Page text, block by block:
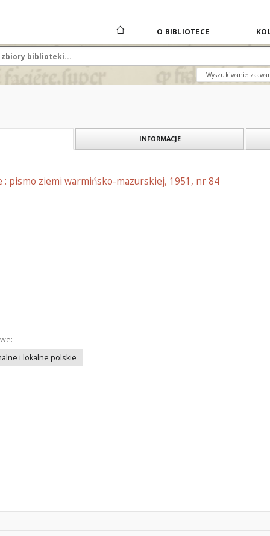
O BIBLIOTECE
Wyszukiwanie
INFORMACJE
: pismo ziemi warmińsko-mazurskiej, 1951, nr 84
i lokalne polskie